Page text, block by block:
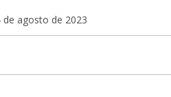
agosto de 2023